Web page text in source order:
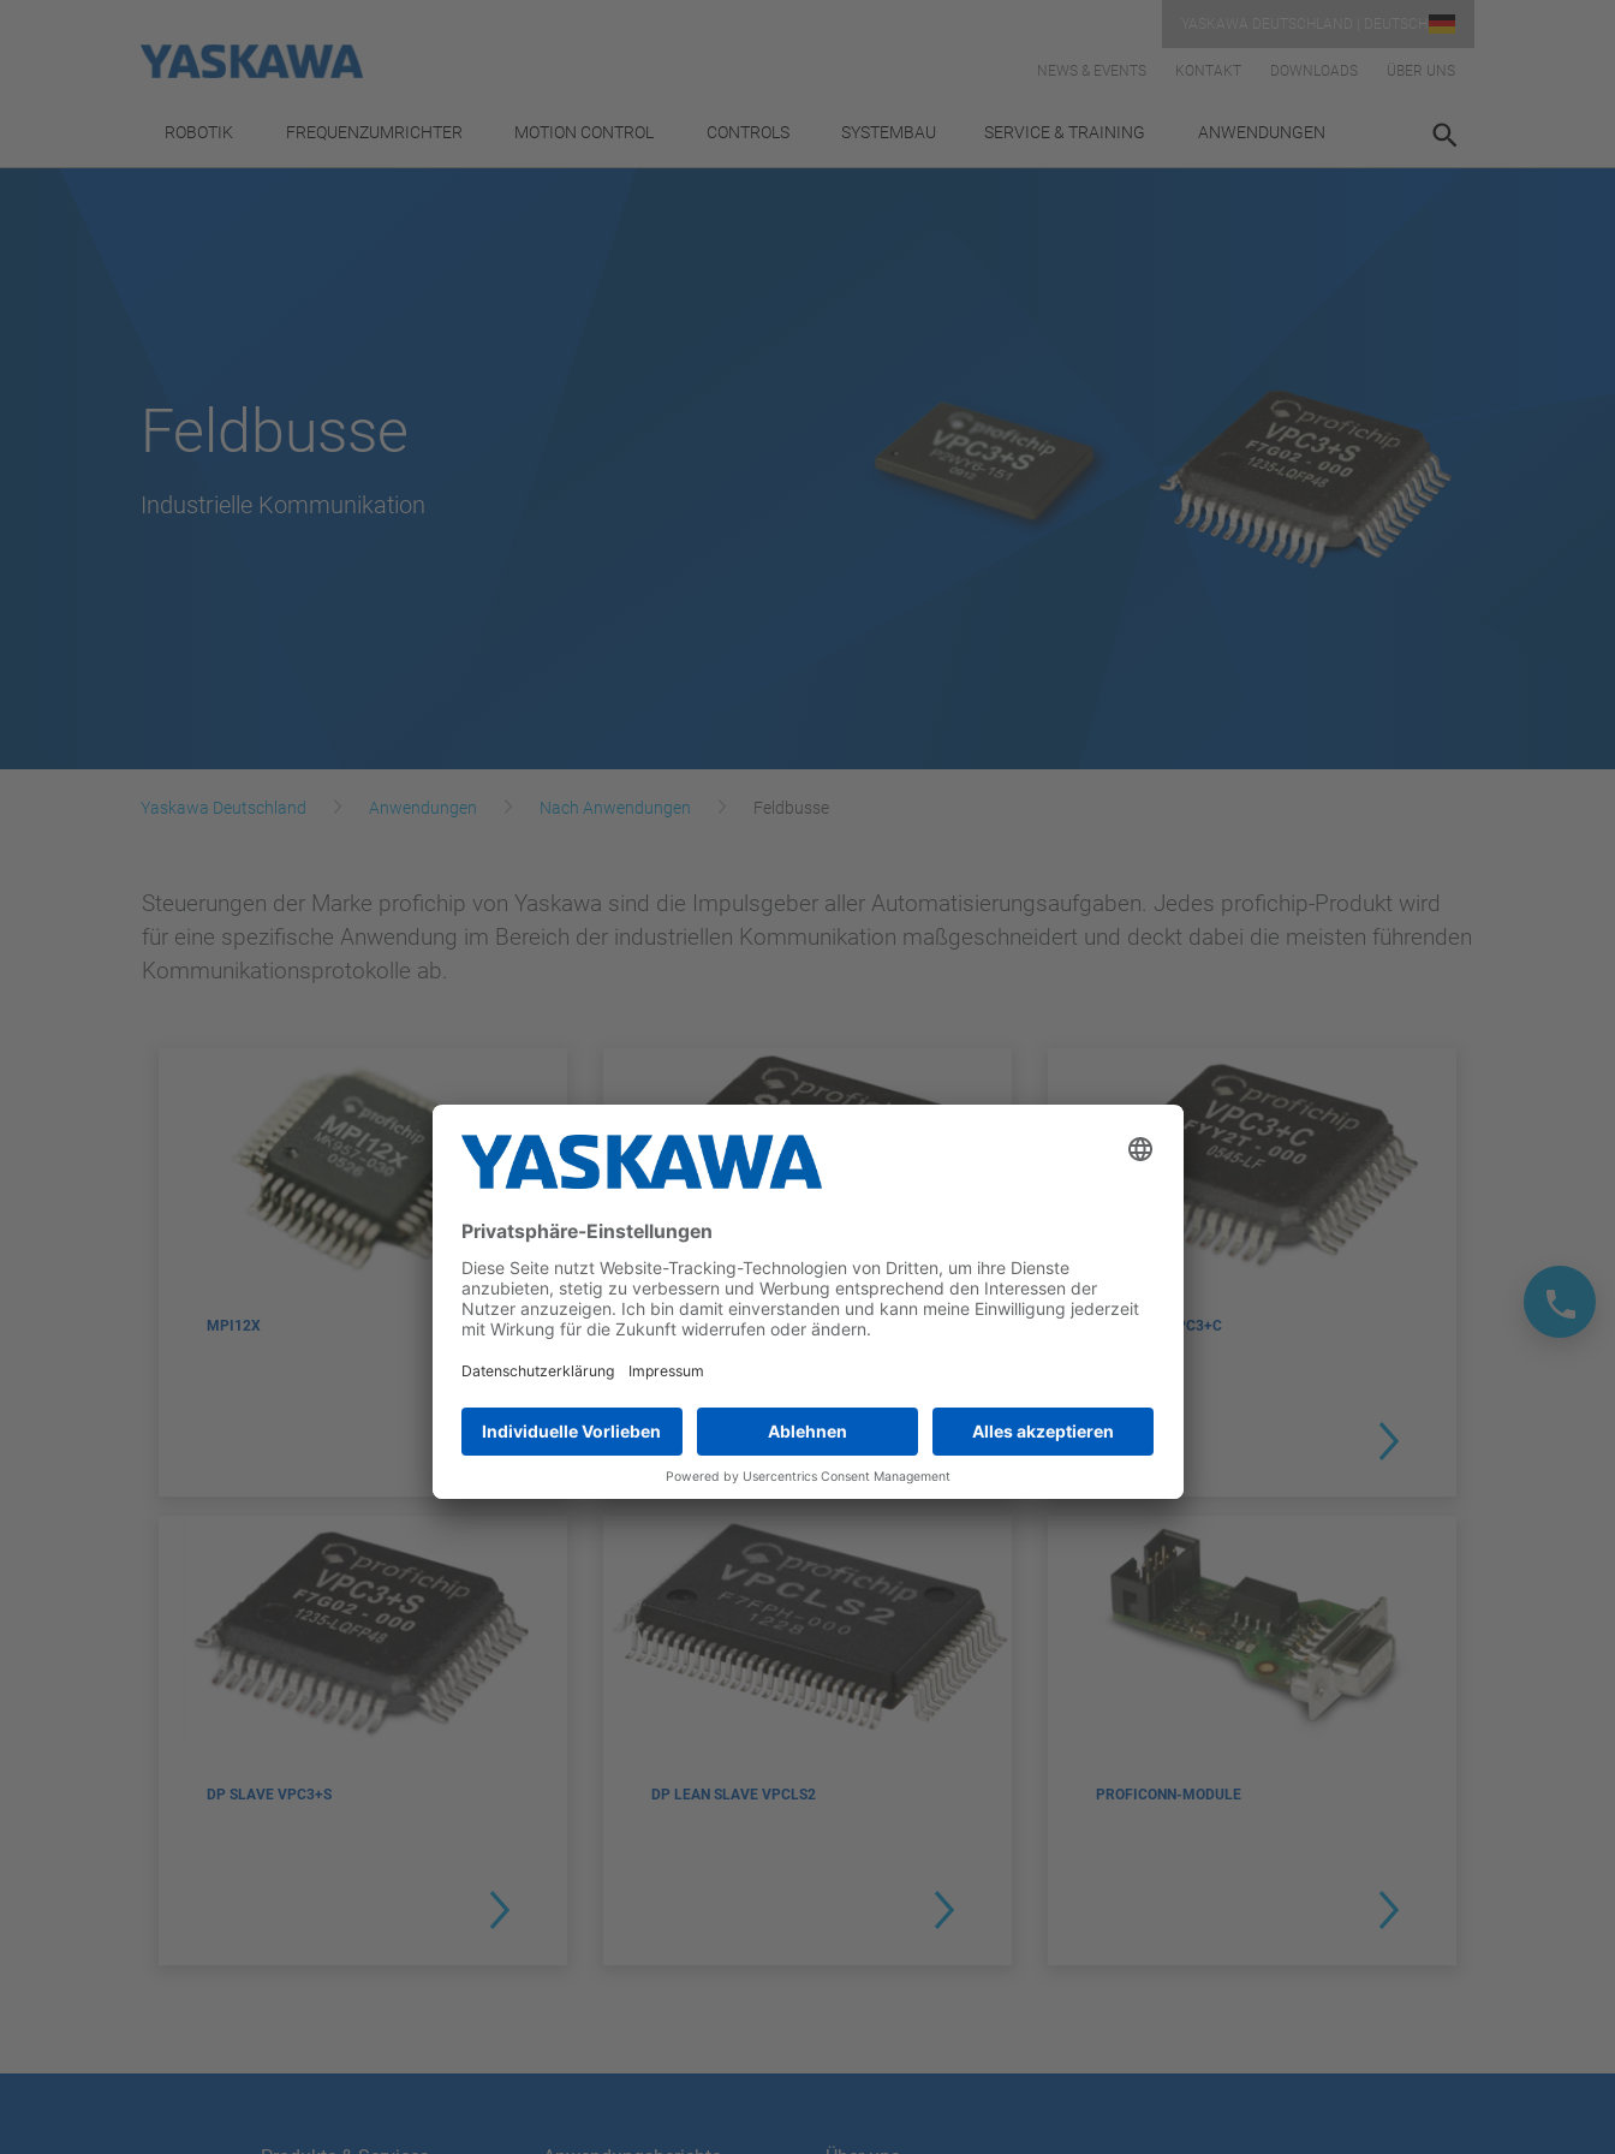
NEWS & EVENTS KONTAKT DOWNLOADS ÜBER UNS
ROBOTIK FREQUENZUMRICHTER MOTION CONTROL CONTROLS SYSTEMBAU SERVICE & TRAINING ANWENDUNGEN
Feldbusse
Industrielle Kommunikation
Yaskawa Deutschland Anwendungen Nach Anwendungen Feldbusse
Steuerungen der Marke profichip von Yaskawa sind die Impulsgeber aller Automatisierungsaufgaben. Jedes profichip-Produkt wird
für eine spezifische Anwendung im Bereich der industriellen Kommunikation maßgeschneidert und deckt dabei die meisten führenden
Kommunikationsprotokolle ab.
MPI12X SNAP+ DP SLAVE VPC3+C
DP SLAVE VPC3+S DP LEAN SLAVE VPCLS2 PROFICONN-MODULE